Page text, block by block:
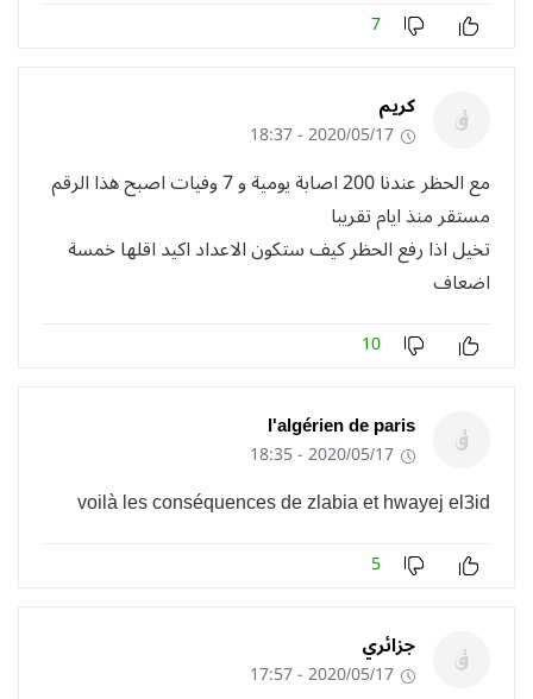
7
كريم
2020/05/17 - 18:37
مع الحظر عندنا 200 اصابة يومية و 7 وفيات اصبح هذا الرقم
مستقر منذ ايام تقريبا
تخيل اذا رفع الحظر كيف ستكون الاعداد اكيد اقلها خمسة
اضعاف
10
l'algérien de paris
2020/05/17 - 18:35
voilà les conséquences de zlabia et hwayej el3id
5
جزائري
2020/05/17 - 17:57